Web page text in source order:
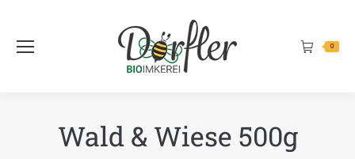
0
Wald & Wiese 500g